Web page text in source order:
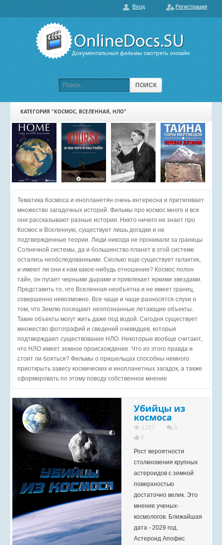
Документальные фильмы смотреть онлайн
ПОИСК
О нас
Вход Регистрация
ПОПУЛЯРНЫЕ
ПОДБОРКИ ФИЛЬМОВ
КАРТА САЙТА
КОНТАКТЫ
КАТЕГОРИЯ "КОСМОС, ВСЕЛЕННАЯ, НЛО"
Тематика Космоса и инопланетян очень интересна и притягивает
множество загадочных историй. Фильмы про космос много и все
они рассказывают разные истории. Никто ничего не знает про
Космос и Вселенную, существует лишь догадки и не
подтвержденные теории. Люди никогда не проникали за границы
Солнечной системы, да и большинство планет в этой системе
остались необследованными. Сколько еще существует галактик,
и имеют ли они к нам какое-нибудь отношение? Космос полон
тайн, он пугает черными дырами и привлекает яркими звездами.
Представить то, что Вселенная необъятна и не имеет границ,
совершенно невозможно. Все чаще и чаще разносятся слухи о
том, что Землю посещают неопознанные летающие объекты.
Такие объекты могут жить даже под водой. Сегодня существует
множество фотографий и сведений очевидцев, которые
подтверждают существование НЛО. Некоторые вообще считают,
что НЛО имеет земное происхождение. Что из этого правда и
стоит ли бояться? Фильмы о пришельцах способны немного
приоткрыть завесу космических и инопланетных загадок, а также
сформировать по этому поводу собственное мнение.
Убийцы из
космоса
1267
0
0
Рост вероятности
столкновения крупных
астероидов с земной
поверхностью
достаточно велик. Это
мнение ученых-
космологов. Ближайшая
дата - 2029 год.
Астероид Апофис